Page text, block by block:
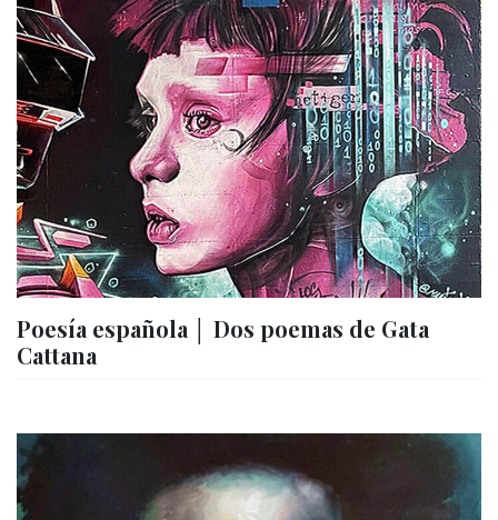
Poesía española │ Dos poemas de Gata
Cattana